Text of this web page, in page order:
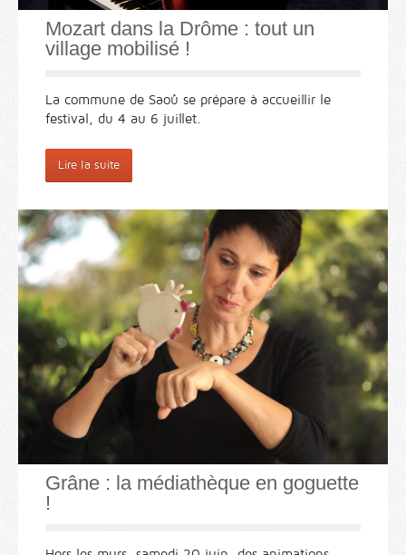
Mozart dans la Drôme : tout un
village mobilisé !
La commune de Saoû se prépare à accueillir le
festival, du 4 au 6 juillet.
Lire la suite
Grâne : la médiathèque en goguette
!